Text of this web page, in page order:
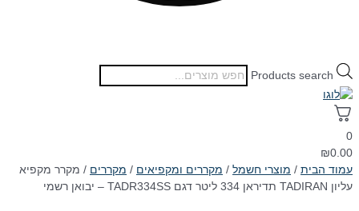
Products search
0
₪0.00
עמוד הבית / מוצרי חשמל / מקררים ומקפיאים / מקררים / מקרר מקפיא
עליון TADIRAN תדיראן 334 ליטר דגם TADR334SS – יבואן רשמי